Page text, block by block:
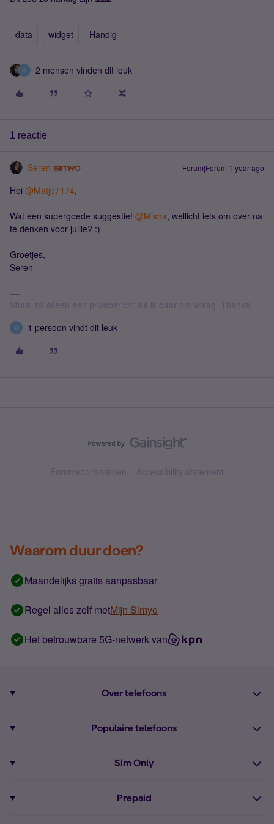
data widget Handig
M 2 mensen vinden dit leuk
1 reactie
Seren Forum|Forum|1 year ago
Hoi ​ @Matje7174,
Wat een supergoede suggestie! ​ @Misha, wellicht iets om over na
te denken voor jullie? :)
Groetjes,
Seren
Stuur mij alleen een privébericht als ik daar om vraag. Thanks!
M 1 persoon vindt dit leuk
Forumvoorwaarden Accessibility statement
Waarom duur doen?
Maandelijks gratis aanpasbaar
Regel alles zelf metMijn Simyo
Het betrouwbare 5G-netwerk van
Over telefoons
Alle telefoons
Populaire telefoons
iPhone 16
Sim Only
Prepaid